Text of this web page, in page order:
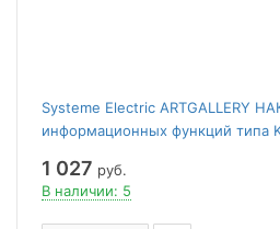
Systeme Electric ARTGALLERY
информационных функций типа
1 027 руб.
В наличии: 5